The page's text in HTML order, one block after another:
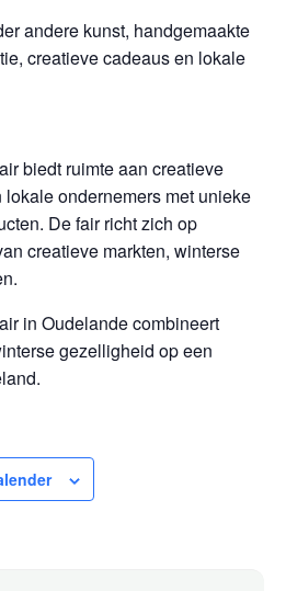
andere kunst, handgemaakte
creatieve cadeaus en lokale
biedt ruimte aan creatieve
ondernemers met unieke
De fair richt zich op
creatieve markten, winterse
in Oudelande combineert
gezelligheid op een